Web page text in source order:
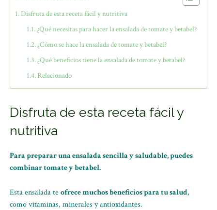
Disfruta de esta receta fácil y nutritiva
¿Qué necesitas para hacer la ensalada de tomate y betabel?
¿Cómo se hace la ensalada de tomate y betabel?
¿Qué beneficios tiene la ensalada de tomate y betabel?
Relacionado
Disfruta de esta receta fácil y
nutritiva
Para preparar una ensalada sencilla y saludable, puedes
combinar tomate y betabel.
Esta ensalada teofrece muchos beneficios para tu salud,
como vitaminas, minerales y antioxidantes.